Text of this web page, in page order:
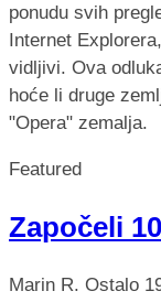
ponudu svih
Internet
vidljivi. Ova
hoće li druge
"Opera" zemalja.
Featured
Započeli
Marin R. Ostalo